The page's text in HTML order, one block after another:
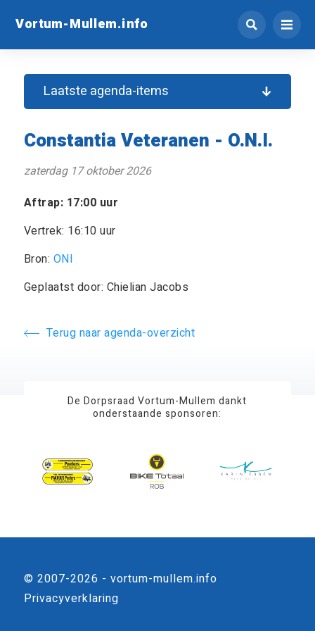
Vortum-Mullem.info
Constantia Veteranen - O.N.I.
zaterdag 17 oktober 2026
Aftrap: 17:00 uur
Vertrek: 16:10 uur
Bron: ONI
Geplaatst door: Chielian Jacobs
Terug naar agenda-overzicht
Laatste agenda-items
De Dorpsraad Vortum-Mullem dankt
onderstaande sponsoren:
© 2007-2026 - vortum-mullem.info
Privacyverklaring